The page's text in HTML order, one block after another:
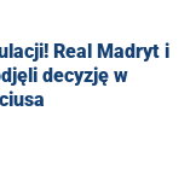
Real Madryt i
decyzję w